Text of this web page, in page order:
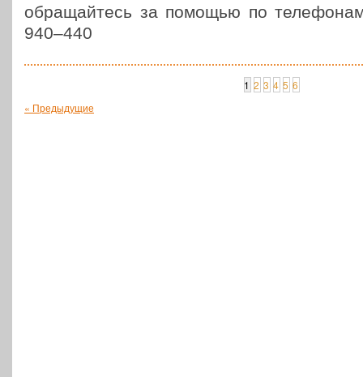
обра­щай­тесь за помощью по
940–440
1 2 3 4 5 6
« Предыдущие